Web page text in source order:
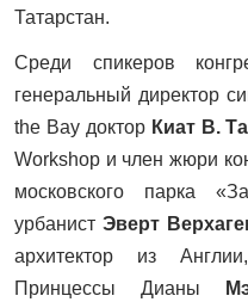
Татарстан.
Среди спикеров
генеральный директор
the Bay доктор Киат В.
Workshop и член жюри
московского парка
урбанист Эверт
архитектор из
Принцессы Дианы